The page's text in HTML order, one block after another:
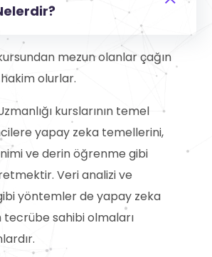
mezun olanlar çağın
olurlar.
kurslarının temel
yapay zeka temellerini,
ve derin öğrenme gibi
Veri analizi ve
yöntemler de yapay zeka
tecrübe sahibi olmaları